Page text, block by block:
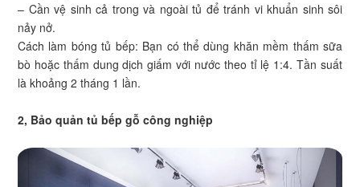
– Cần vệ sinh cả trong và ngoài tủ để tránh vi khuẩn sinh sôi
nảy nở.
Cách làm bóng tủ bếp: Bạn có thể dùng khăn mềm thấm sữa
bò hoặc thấm dung dịch giấm với nước theo tỉ lệ 1:4. Tần suất
là khoảng 2 tháng 1 lần.
2, Bảo quản tủ bếp gỗ công nghiệp